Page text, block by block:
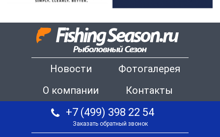
Новости
Фотогалерея
О компании
Контакты
+7 (499) 398 22 54
Заказать обратный звонок